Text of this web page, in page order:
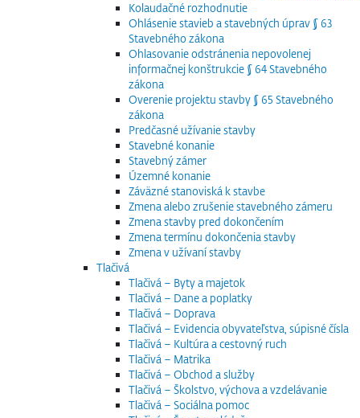
Kolaudačné rozhodnutie
Ohlásenie stavieb a stavebných úprav § 63
Stavebného zákona
Ohlasovanie odstránenia nepovolenej
informačnej konštrukcie § 64 Stavebného
zákona
Overenie projektu stavby § 65 Stavebného
zákona
Predčasné užívanie stavby
Stavebné konanie
Stavebný zámer
Územné konanie
Záväzné stanoviská k stavbe
Zmena alebo zrušenie stavebného zámeru
Zmena stavby pred dokončením
Zmena termínu dokončenia stavby
Zmena v užívaní stavby
Tlačivá
Tlačivá – Byty a majetok
Tlačivá – Dane a poplatky
Tlačivá – Doprava
Tlačivá – Evidencia obyvateľstva, súpisné čísla
Tlačivá – Kultúra a cestovný ruch
Tlačivá – Matrika
Tlačivá – Obchod a služby
Tlačivá – Školstvo, výchova a vzdelávanie
Tlačivá – Sociálna pomoc